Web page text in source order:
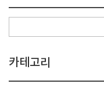
카테고리